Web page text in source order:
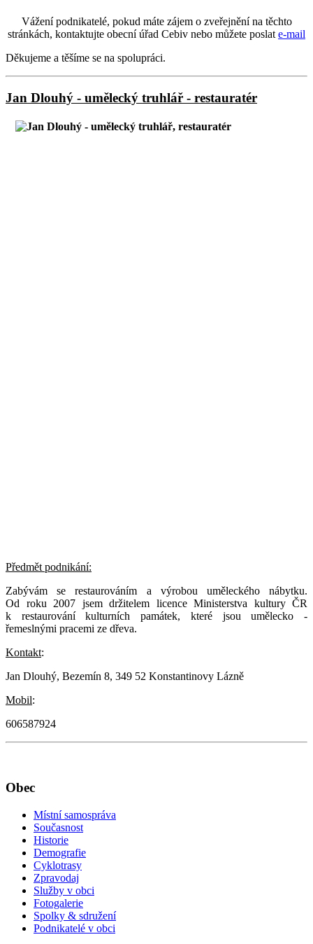
Vážení podnikatelé, pokud máte zájem o zveřejnění na těchto
stránkách, kontaktujte obecní úřad Cebiv nebo můžete poslat e-mail
Děkujeme a těšíme se na spolupráci.
Jan Dlouhý - umělecký truhlář - restauratér
Předmět podnikání:
Zabývám se restaurováním a výrobou uměleckého nábytku.
Od roku 2007 jsem držitelem licence Ministerstva kultury ČR
k restaurování kulturních památek, které jsou umělecko -
řemeslnými pracemi ze dřeva.
Kontakt:
Jan Dlouhý, Bezemín 8, 349 52 Konstantinovy Lázně
Mobil:
606587924
Obec
Místní samospráva
Současnost
Historie
Demografie
Cyklotrasy
Zpravodaj
Služby v obci
Fotogalerie
Spolky & sdružení
Podnikatelé v obci